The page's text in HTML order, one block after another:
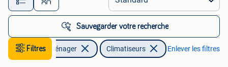
Sauvegarder votre recherche
Filtres
Electroménager Climatiseurs Enlever les filtres